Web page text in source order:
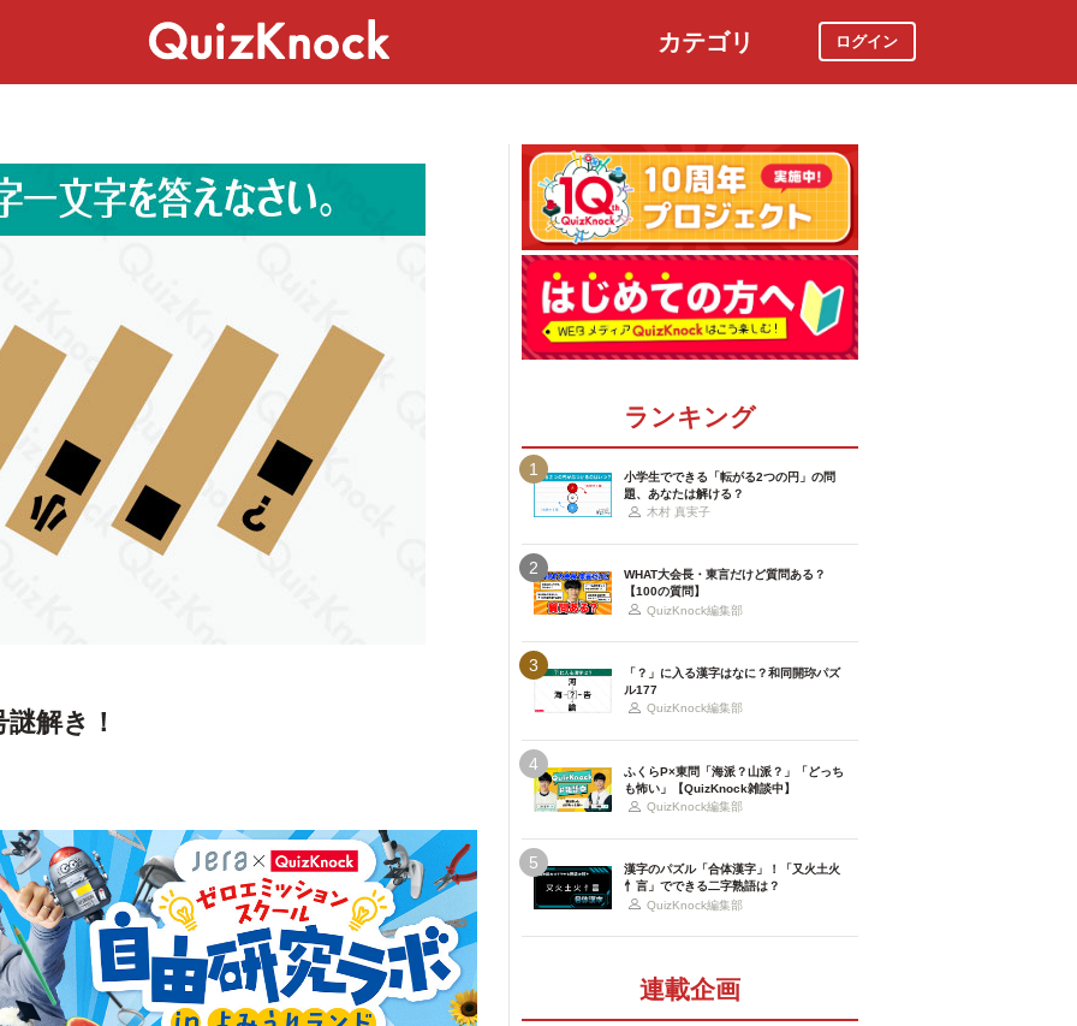
カテゴリ ログイン
解き！
ランキング
1
小学生でできる「転がる2つの円」の問
題、あなたは解ける？
木村 真実子
2
WHAT大会長・東言だけど質問ある？
【100の質問】
QuizKnock編集部
3
「？」に入る漢字はなに？和同開珎パズ
ル177
QuizKnock編集部
4
ふくらP×東問「海派？山派？」「どっち
も怖い」【QuizKnock雑談中】
QuizKnock編集部
5
漢字のパズル「合体漢字」！「又火土火
忄言」でできる二字熟語は？
QuizKnock編集部
連載企画